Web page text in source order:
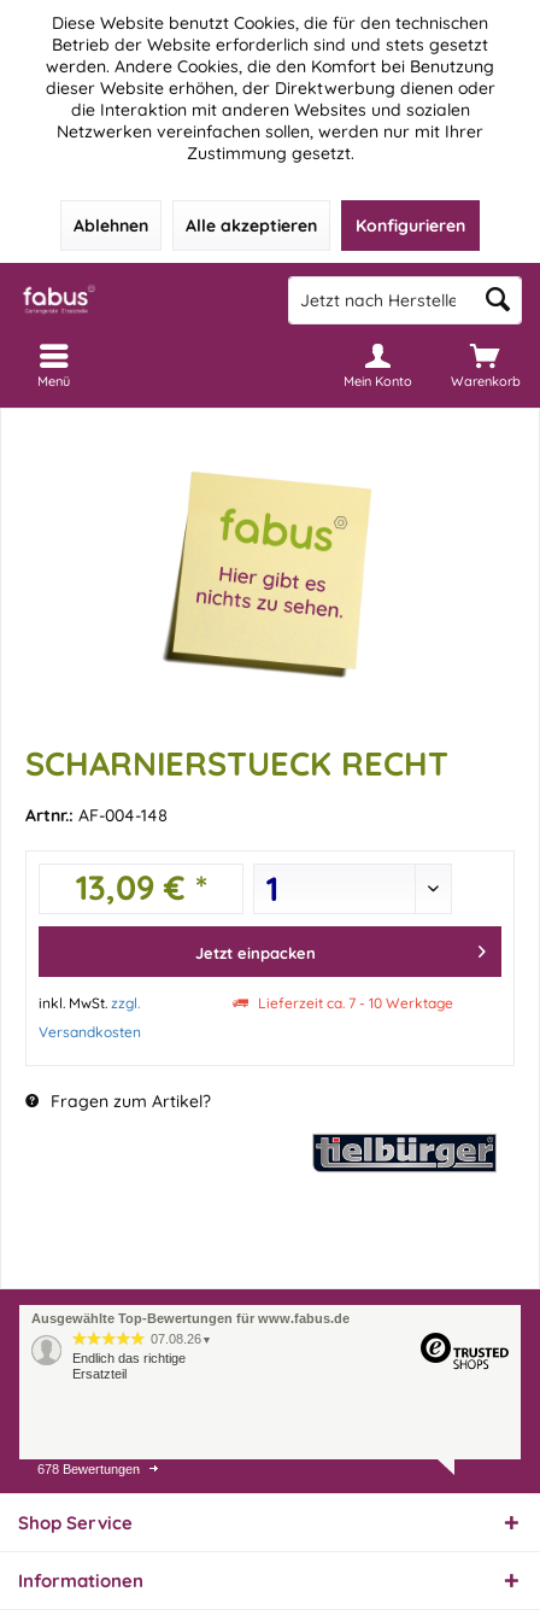
Diese Website benutzt Cookies, die für den technischen
Betrieb der Website erforderlich sind und stets gesetzt
werden. Andere Cookies, die den Komfort bei Benutzung
dieser Website erhöhen, der Direktwerbung dienen oder
die Interaktion mit anderen Websites und sozialen
Netzwerken vereinfachen sollen, werden nur mit Ihrer
Zustimmung gesetzt.
Ablehnen Alle akzeptieren Konfigurieren
Warenkorb
Mein Konto
Menü
SCHARNIERSTUECK RECHT
Artnr.: AF-004-148
13,09 € *
Jetzt einpacken
inkl. MwSt. zzgl.
Versandkosten
Lieferzeit ca. 7 - 10 Werktage
Fragen zum Artikel?
Ausgewählte Top-Bewertungen für www.fabus.de
07.08.26 ▼
Endlich das richtige
Ersatzteil
01.08.26
Innerhalb 2 Tagen Ware
678 Bewertungen
Shop Service
Informationen